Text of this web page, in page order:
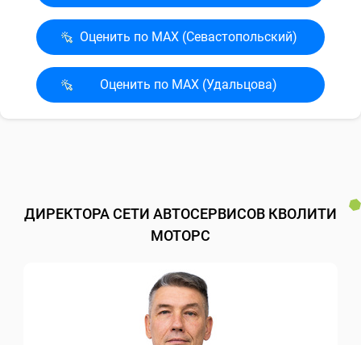
Оценить по MAX (Севасто­польский)
Оценить по MAX (Удальцова)
ДИРЕКТОРА СЕТИ АВТОСЕРВИСОВ КВОЛИТИ
МОТОРС